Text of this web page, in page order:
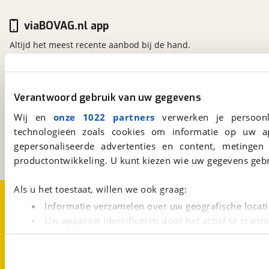
Verantwoord gebruik van uw gegevens
Wij en onze 1022 partners verwerken je
technologieën zoals cookies om informatie op
gepersonaliseerde advertenties en content,
productontwikkeling. U kunt kiezen wie uw gegevens
Als u het toestaat, willen we ook graag:
Informatie verzamelen over uw geografische
Uw apparaat identificeren door het actief te
Lees meer over hoe uw persoonlijke gegevens worden
viaBOVAG.nl
Kosterijland15
3981 AJ
Bunnik
Een initiatief van
viaBOVAG.nl app
Altijd het meest recente aanbod bij de hand.
Download 'm nu.
Over viaBOVAG.nlDisclaimer- en Privacyverklaring
CookievoorkeurenVacatures